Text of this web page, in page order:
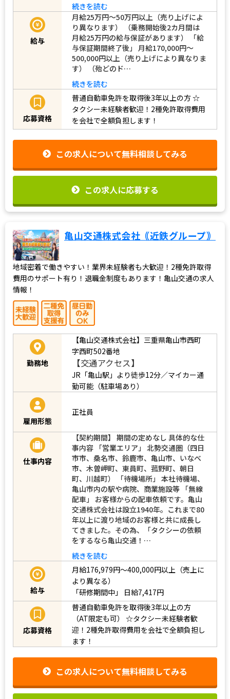
続きを読む
給与
月給25万円～50万円以上（売り上げによ
り異なります） （乗務開始後2カ月間は
月給25万円の給与保証があります） 「給
与保証期間終了後」 月給170,000円～
500,000円以上（売り上げにより異なりま
す） （殆どのド…
続きを読む
応募資格
普通自動車免許を取得後3年以上の方☆
タクシー未経験者歓迎！2種免許取得費用
を会社で全額負担します！
この求人について無料相談してみる
この求人に応募する
亀山交通株式会社｟近鉄グループ｠
地域密着で働きやすい！業界未経験者も大歓迎！2種免許取得
費用のサポート有り！退職金制度もあります！亀山交通の求人
情報！
勤務地
【亀山交通株式会社】三重県亀山市西町
字西町502番地
【交通アクセス】
JR「亀山駅」より徒歩12分／マイカー通
勤可能（駐車場あり）
雇用形態
正社員
仕事内容
【契約期間】 期間の定めなし 具体的な仕
事内容 「営業エリア」 北勢交通圏（四日
市市、桑名市、鈴鹿市、亀山市、いなべ
市、木曽岬町、東員町、菰野町、朝日
町、川越町） 「待機場所」 本社待機場、
亀山市内の駅や病院、商業施設等 「無線
配車」 お客様からの配車依頼です。亀山
交通株式会社は設立1940年。これまで80
年以上に渡り地域のお客様と共に成長し
てきました。その為、「タクシーの依頼
をするなら亀山交通！…
続きを読む
給与
月給176,979円～400,000円以上（売上に
より異なる）
「研修期間中」
日給7,417円
応募資格
普通自動車免許を取得後3年以上の方
（AT限定も可）
☆タクシー未経験者歓
迎！2種免許取得費用を会社で全額負担し
ます！
この求人について無料相談してみる